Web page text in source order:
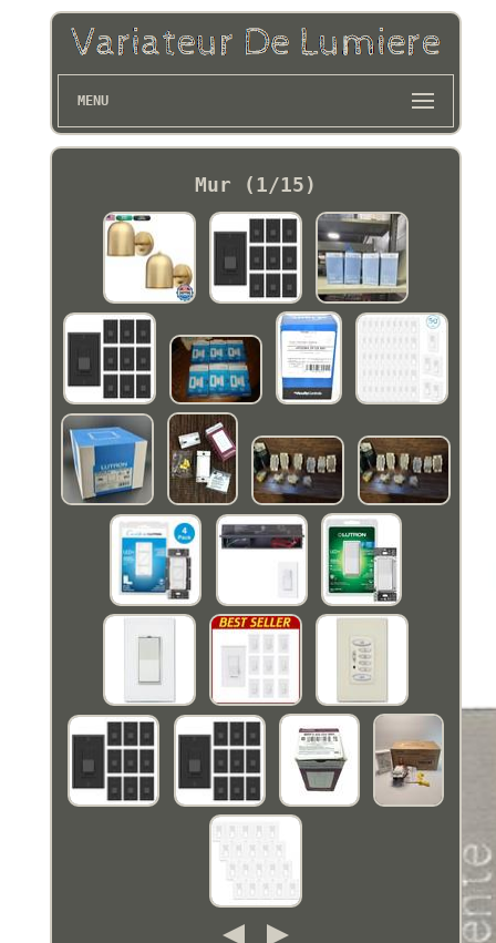
MENU
Mur (1/15)